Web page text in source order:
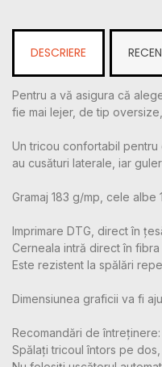
DESCRIERE
Pentru a vă asigura că
fie mai lejer, de tip
Un tricou confortabil pentru
au cusături laterale, iar
Gramaj 183 g/mp, cele albe
Imprimare DTG, direct în
Cerneala intră direct în
Este rezistent la spălări
Dimensiunea graficii va fi
Recomandări de întreținere:
Spălați tricoul întors pe